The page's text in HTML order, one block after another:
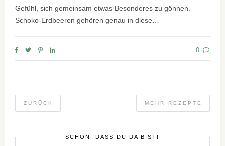
Gefühl, sich gemeinsam etwas Besonderes zu gönnen.
Schoko-Erdbeeren gehören genau in diese…
0
MEHR REZEPTE
ZURÜCK
SCHÖN, DASS DU DA BIST!